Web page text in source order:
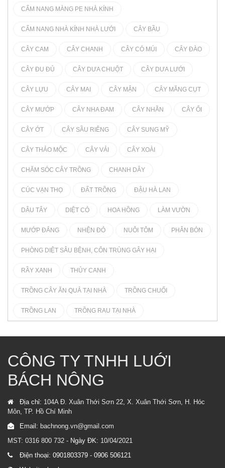
CẨM NANG MÀNG PE NHÀ KÍNH
CẨM NANG NHÀ KÍNH NHÀ LƯỚI CÂY BẦU
CÂY CAM CÂY CHANH CÂY CÓ MÚI CÂY ĐÀO
CÂY ĐU ĐỦ CÂY DƯA CHUỘT CÂY DƯA LƯỚI
CÂY LỰU CÂY MAI CÂY MẬN CÂY MĂNG CỤT
CÂY MƯỚP CÂY NHA ĐAM CÂY NHÃN CÂY ỔI
CÂY ỚT CÂY SẦU RIÊNG CÂY SUNG MỸ
CÂY THẢO MỘC CÂY VẢI CÂY XOÀI
CHĂM SÓC CÂY TRỒNG CHANH DÂY
CÚC VẠN THỌ ĐẤT TRỒNG ĐẬU HÀ LAN
DÂU TÂY DIỆT CỎ HOA HỒNG LÀM VƯỜN
MƯỚP ĐẮNG NHỆN ĐỎ NUÔI TÔM PHÂN BÓN
PHÒNG DIỆT SÂU BỆNH, CÔN TRÙNG GÂY HẠI
RẦY XANH THỦY CANH
TRỒNG CÂY ĂN QUẢ TẠI NHÀ TRỒNG CHUỐI
TRỒNG LAN TRỒNG RAU TẠI NHÀ
CÔNG TY TNHH LUỚI
BÁCH NÔNG
Địa chỉ: 104A Đ. Xuân Thới Sơn 22, X. Xuân Thới Sơn, H. Hóc
Môn, TP. Hồ Chí Minh
Email: bachnong.vn@gmail.com
MST: 0316 800 732 - Ngày ĐK: 10/04/2021
Điện thoại: 0901803379 - 0906 506121